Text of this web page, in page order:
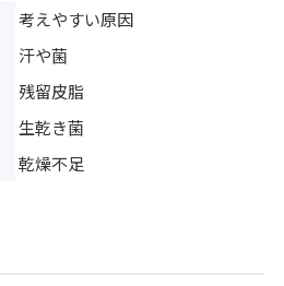
考えやすい原因
汗や菌
残留皮脂
生乾き菌
乾燥不足